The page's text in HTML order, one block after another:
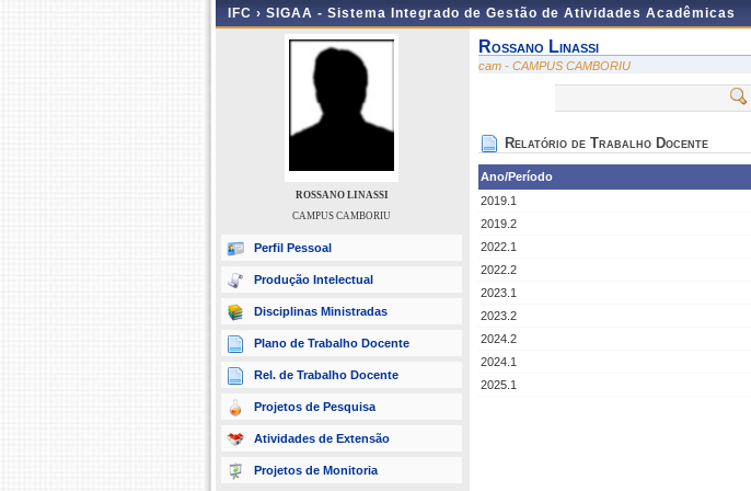
IFC › SIGAA - Sistema Integrado de Gestão de Atividades Acadêmicas
ROSSANO LINASSI
CAMPUS CAMBORIU
Perfil Pessoal
Produção Intelectual
Disciplinas Ministradas
Plano de Trabalho Docente
Rel. de Trabalho Docente
Projetos de Pesquisa
Atividades de Extensão
Projetos de Monitoria
Rossano Linassi
cam - CAMPUS CAMBORIU
Relatório de Trabalho Docente
Ano/Período
2019.1
2019.2
2022.1
2022.2
2023.1
2023.2
2024.2
2024.1
2025.1